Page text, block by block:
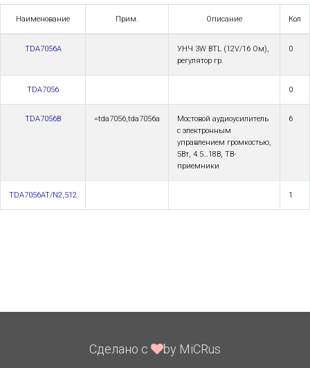
Наименование Прим. Описание Кол
TDA7056A
УHЧ 3W BTL (12V/16 Ом),
pегулятоp гp.
0
TDA7056 0
TDA7056B =tda7056,tda7056a
Мостовой аудиоусилитель
с электронным
управлением громкостью,
5Вт, 4.5…18В, ТВ-
приемники
6
TDA7056AT/N2,512 1
Сделано с by MiCRus